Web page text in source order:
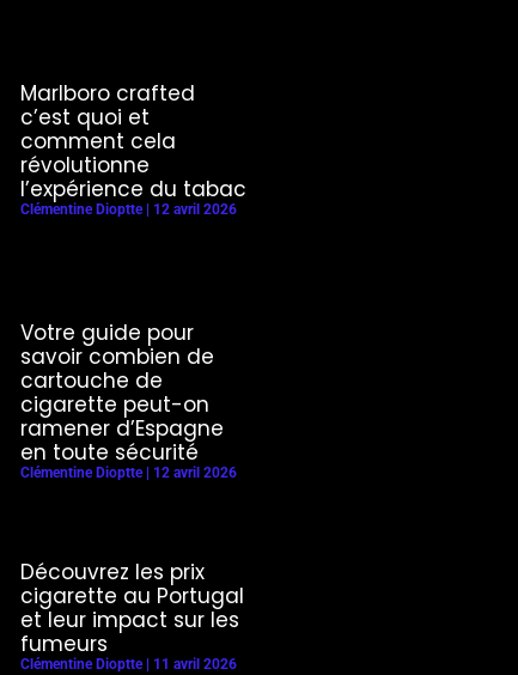
Marlboro crafted
c’est quoi et
comment cela
révolutionne
l’expérience du tabac
Clémentine Dioptte 12 avril 2026
Votre guide pour
savoir combien de
cartouche de
cigarette peut-on
ramener d’Espagne
en toute sécurité
Clémentine Dioptte 12 avril 2026
Découvrez les prix
cigarette au Portugal
et leur impact sur les
fumeurs
Clémentine Dioptte 11 avril 2026